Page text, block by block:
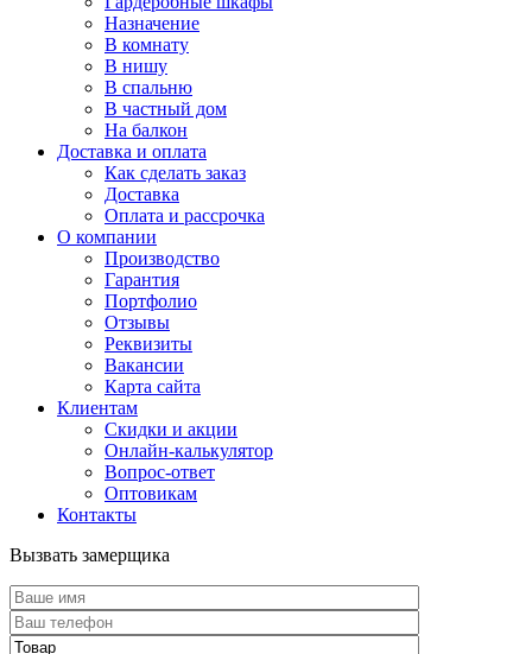
Назначение
В комнату
В нишу
В спальню
В частный дом
На балкон
Доставка и оплата
Как сделать заказ
Доставка
Оплата и рассрочка
О компании
Производство
Гарантия
Портфолио
Отзывы
Реквизиты
Вакансии
Карта сайта
Клиентам
Скидки и акции
Онлайн-калькулятор
Вопрос-ответ
Оптовикам
Контакты
Вызвать замерщика